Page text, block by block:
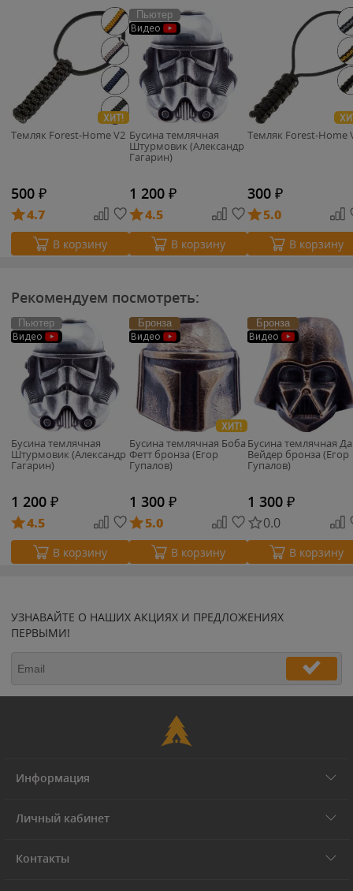
ХИТ!
Темляк Forest-Home V2
500 ₽
4.7
В корзину
Пьютер
Видео
Бусина темлячная
Штурмовик (Александр
Гагарин)
1 200 ₽
4.5
В корзину
Темляк Forest-Home
300 ₽
5.0
В корзину
Рекомендуем посмотреть:
Пьютер
Видео
Бусина темлячная
Штурмовик (Александр
Гагарин)
1 200 ₽
4.5
В корзину
Бронза
Видео
ХИТ!
Бусина темлячная Боба
Фетт бронза (Егор
Гупалов)
1 300 ₽
5.0
В корзину
Бронза
Видео
Бусина темлячная
Вейдер бронза (Егор
Гупалов)
1 300 ₽
0.0
В корзину
УЗНАВАЙТЕ О НАШИХ АКЦИЯХ И ПРЕДЛОЖЕНИЯХ
ПЕРВЫМИ!
Информация
Личный кабинет
Контакты